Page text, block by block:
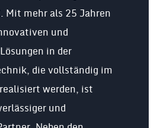
Mit mehr als 25 Jahren
und
in der
die vollständig im
werden, ist
und